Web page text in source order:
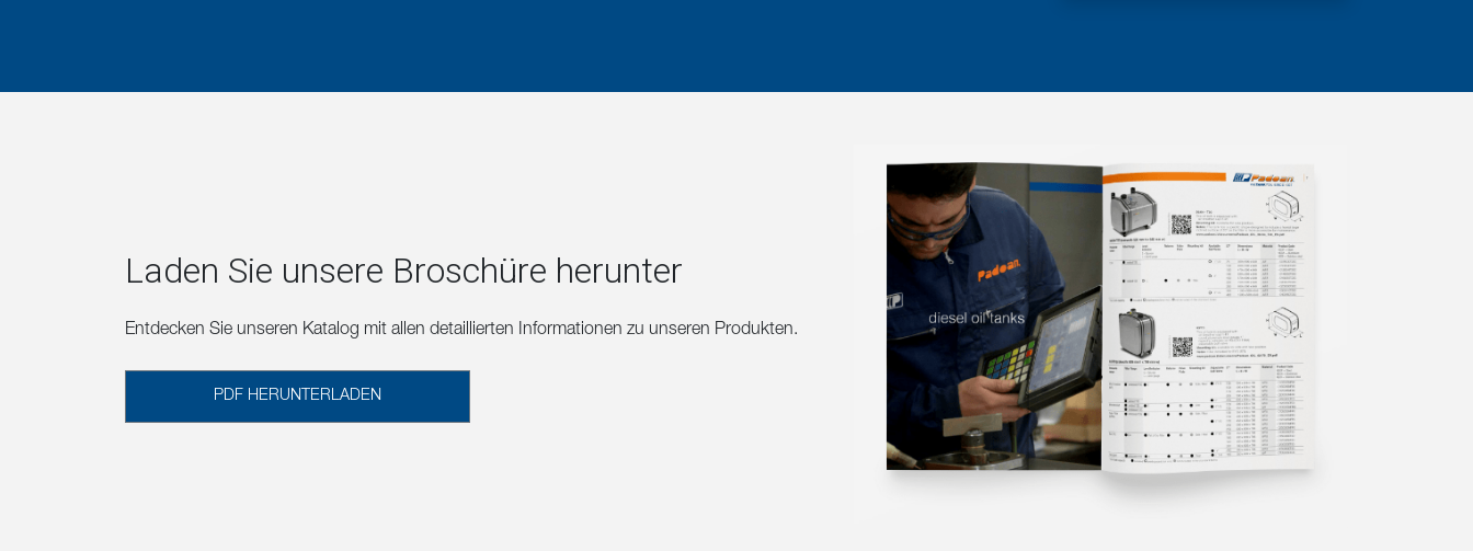
Laden Sie unsere Broschüre herunter
Entdecken Sie unseren Katalog mit allen detaillierten Informationen zu unseren Produkten.
PDF HERUNTERLADEN